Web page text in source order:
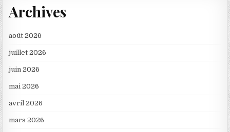
Archives
août 2026
juillet 2026
juin 2026
mai 2026
avril 2026
mars 2026